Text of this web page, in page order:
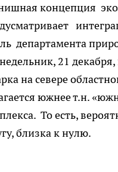
концепция
департамента
21 декабря,
на севере
южнее т.н.
То есть,
близка к нулю.